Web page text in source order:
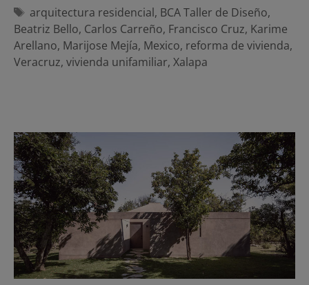
Etiquetas
arquitectura residencial, BCA Taller de Diseño,
Beatriz Bello, Carlos Carreño, Francisco Cruz, Karime
Arellano, Marijose Mejía, Mexico, reforma de vivienda,
Veracruz, vivienda unifamiliar, Xalapa